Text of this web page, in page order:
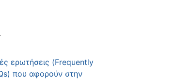
ερωτήσεις (Frequently
που αφορούν στην